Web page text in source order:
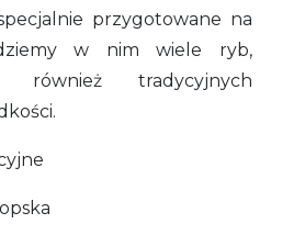
przygotowane na
w nim wiele ryb,
tradycyjnych